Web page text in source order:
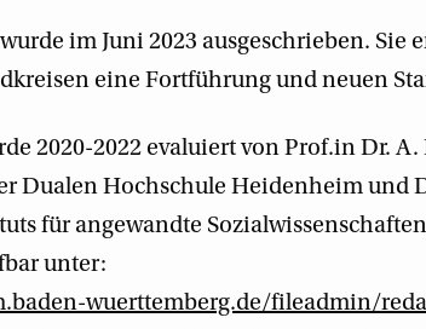
im Juni 2023 ausgeschrieben. Sie
eine Fortführung und neuen
2020-2022 evaluiert von Prof.in Dr.
Dualen Hochschule Heidenheim und
für angewandte
unter:
wuerttemberg.de/fileadmin/